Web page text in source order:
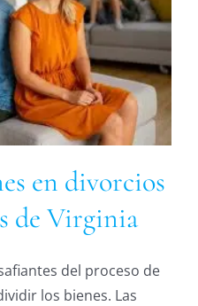
en divorcios
de Virginia
del proceso de
los bienes. Las